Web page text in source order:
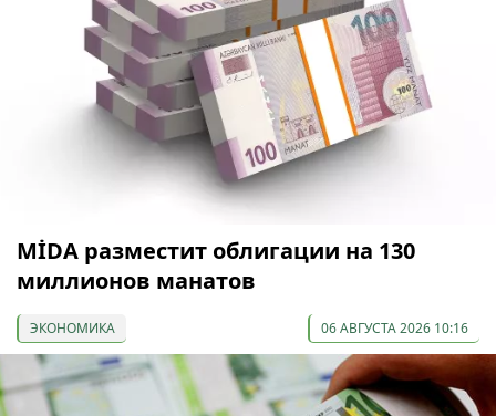
МİDA разместит облигации на 130
миллионов манатов
ЭКОНОМИКА 06 АВГУСТА 2026 10:16